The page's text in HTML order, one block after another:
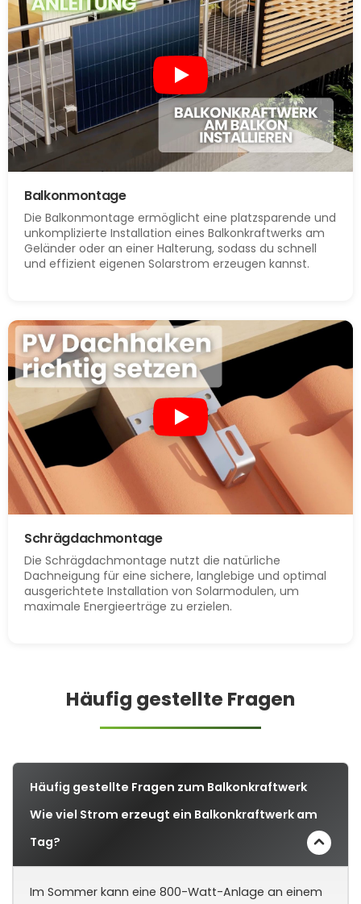
Balkonmontage
Die Balkonmontage ermöglicht eine platzsparende und
unkomplizierte Installation eines Balkonkraftwerks am
Geländer oder an einer Halterung, sodass du schnell
und effizient eigenen Solarstrom erzeugen kannst.
Schrägdachmontage
Die Schrägdachmontage nutzt die natürliche
Dachneigung für eine sichere, langlebige und optimal
ausgerichtete Installation von Solarmodulen, um
maximale Energieerträge zu erzielen.
Häufig gestellte Fragen
Häufig gestellte Fragen zum Balkonkraftwerk
Wie viel Strom erzeugt ein Balkonkraftwerk am
Tag?
Im Sommer kann eine 800-Watt-Anlage an einem